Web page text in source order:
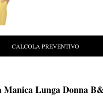
CALCOLA PREVENTIVO
Manica Lunga Donna